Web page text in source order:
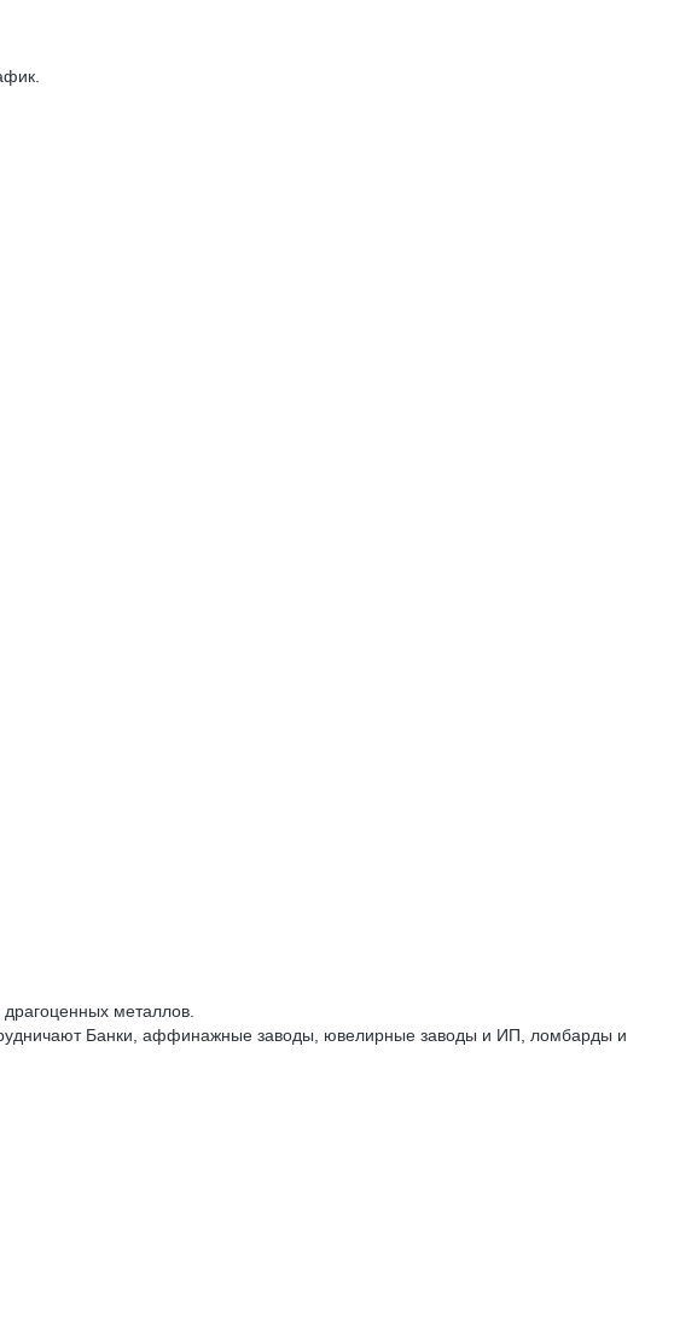
металлов.
Банки, аффинажные заводы, ювелирные заводы и ИП, ломбарды и